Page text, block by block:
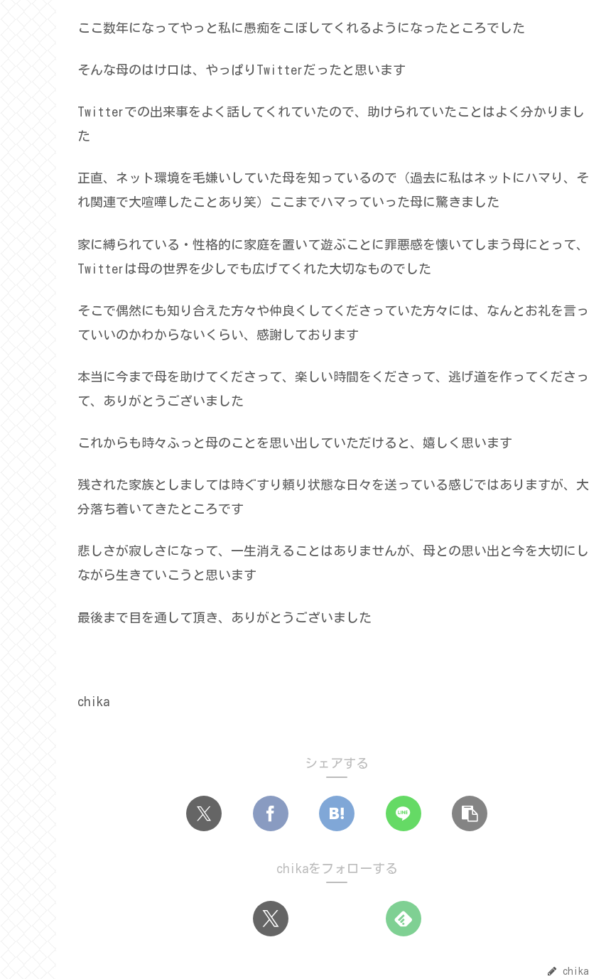
ここ数年になってやっと私に愚痴をこぼしてくれるようになったところでした
そんな母のはけ口は、やっぱりTwitterだったと思います
Twitterでの出来事をよく話してくれていたので、助けられていたことはよく分かりまし
た
正直、ネット環境を毛嫌いしていた母を知っているので（過去に私はネットにハマり、そ
れ関連で大喧嘩したことあり笑）ここまでハマっていった母に驚きました
家に縛られている・性格的に家庭を置いて遊ぶことに罪悪感を懐いてしまう母にとって、
Twitterは母の世界を少しでも広げてくれた大切なものでした
そこで偶然にも知り合えた方々や仲良くしてくださっていた方々には、なんとお礼を言っ
ていいのかわからないくらい、感謝しております
本当に今まで母を助けてくださって、楽しい時間をくださって、逃げ道を作ってくださっ
て、ありがとうございました
これからも時々ふっと母のことを思い出していただけると、嬉しく思います
残された家族としましては時ぐすり頼り状態な日々を送っている感じではありますが、大
分落ち着いてきたところです
悲しさが寂しさになって、一生消えることはありませんが、母との思い出と今を大切にし
ながら生きていこうと思います
最後まで目を通して頂き、ありがとうございました
chika
シェアする
chikaをフォローする
chika